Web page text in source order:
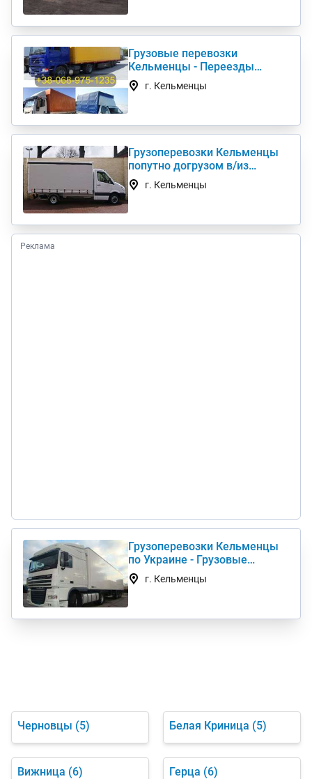
Грузовые перевозки
Кельменцы - Переезды
Грузчики Фура Газель
г. Кельменцы
Грузоперевозки Кельменцы
попутно догрузом в/из
Киев(а) по Украине (нал,б/н)
г. Кельменцы
Реклама
Грузоперевозки Кельменцы
по Украине - Грузовые
автоперевозки дешево
г. Кельменцы
Черновцы (5) Белая Криница (5)
Вижница (6) Герца (6)